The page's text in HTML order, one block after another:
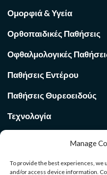
Manage
To provide the best experiences,
and/or access device information.
Ομορφιά & Υγεία
Ορθοπαιδικές Παθήσεις
Οφθαλμολογικές
Παθήσεις Εντέρου
Παθήσεις Θυρεοειδούς
Τεχνολογία